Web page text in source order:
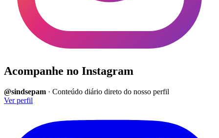
Acompanhe no Instagram
@sindsepam · Conteúdo diário direto do nosso perfil
Ver perfil